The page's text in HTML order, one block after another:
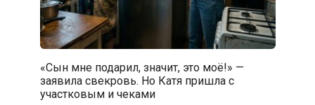
«Сын мне подарил, значит, это моё!» —
заявила свекровь. Но Катя пришла с
участковым и чеками